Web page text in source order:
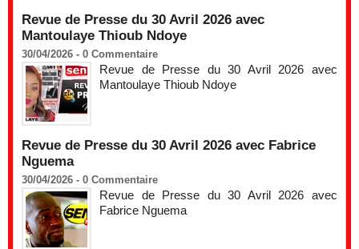
Revue de Presse du 30 Avril 2026 avec
Mantoulaye Thioub Ndoye
30/04/2026 - 0 Commentaire
Revue de Presse du 30 Avril 2026 avec
Mantoulaye Thioub Ndoye
Revue de Presse du 30 Avril 2026 avec Fabrice
Nguema
30/04/2026 - 0 Commentaire
Revue de Presse du 30 Avril 2026 avec
Fabrice Nguema